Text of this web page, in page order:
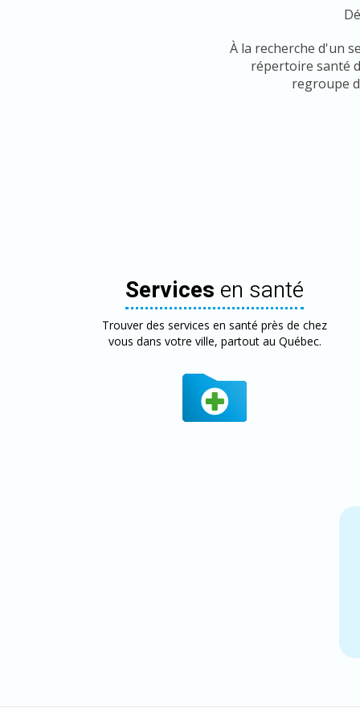
À la recherche d'un
répertoire santé
regroupe
Services en santé
Trouver des services en santé près de chez
vous dans votre ville, partout au Québec.